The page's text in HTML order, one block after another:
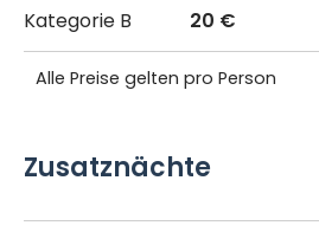
20 €
Alle Preise gelten pro Person
Zusatznächte